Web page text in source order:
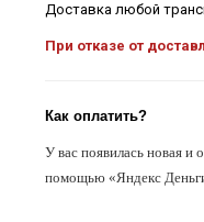
Доставка любой
При отказе от
Как оплатить?
У вас появилась новая и
помощью «Яндекс